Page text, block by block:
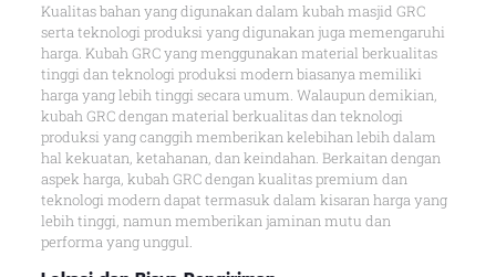
Kualitas bahan yang digunakan dalam kubah masjid GRC
serta teknologi produksi yang digunakan juga memengaruhi
harga. Kubah GRC yang menggunakan material berkualitas
tinggi dan teknologi produksi modern biasanya memiliki
harga yang lebih tinggi secara umum. Walaupun demikian,
kubah GRC dengan material berkualitas dan teknologi
produksi yang canggih memberikan kelebihan lebih dalam
hal kekuatan, ketahanan, dan keindahan. Berkaitan dengan
aspek harga, kubah GRC dengan kualitas premium dan
teknologi modern dapat termasuk dalam kisaran harga yang
lebih tinggi, namun memberikan jaminan mutu dan
performa yang unggul.